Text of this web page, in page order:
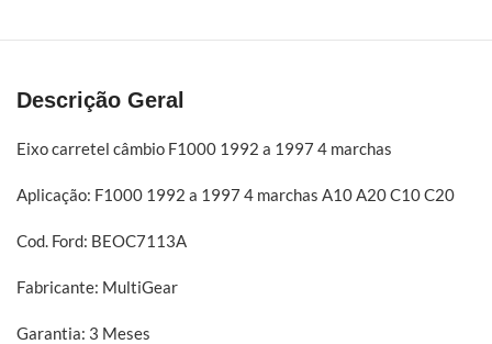
Descrição Geral
Eixo carretel câmbio F1000 1992 a 1997 4 marchas
Aplicação: F1000 1992 a 1997 4 marchas A10 A20 C10 C20
Cod. Ford: BEOC7113A
Fabricante: MultiGear
Garantia: 3 Meses